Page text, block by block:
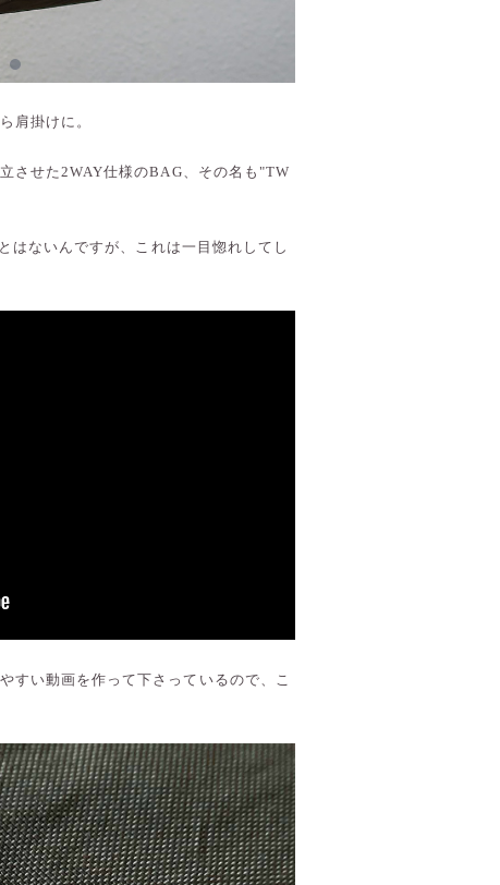
肩掛けに。
させた2WAY仕様のBAG、その名も"TW
はないんですが、これは一目惚れしてし
すい動画を作って下さっているので、こ